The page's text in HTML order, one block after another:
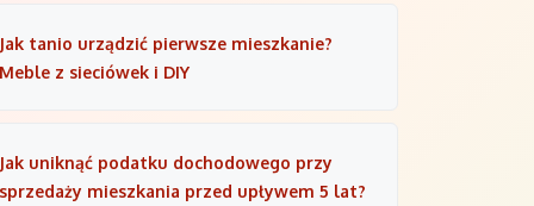
Jak tanio urządzić pierwsze mieszkanie?
Meble z sieciówek i DIY
Jak uniknąć podatku dochodowego przy
sprzedaży mieszkania przed upływem 5 lat?